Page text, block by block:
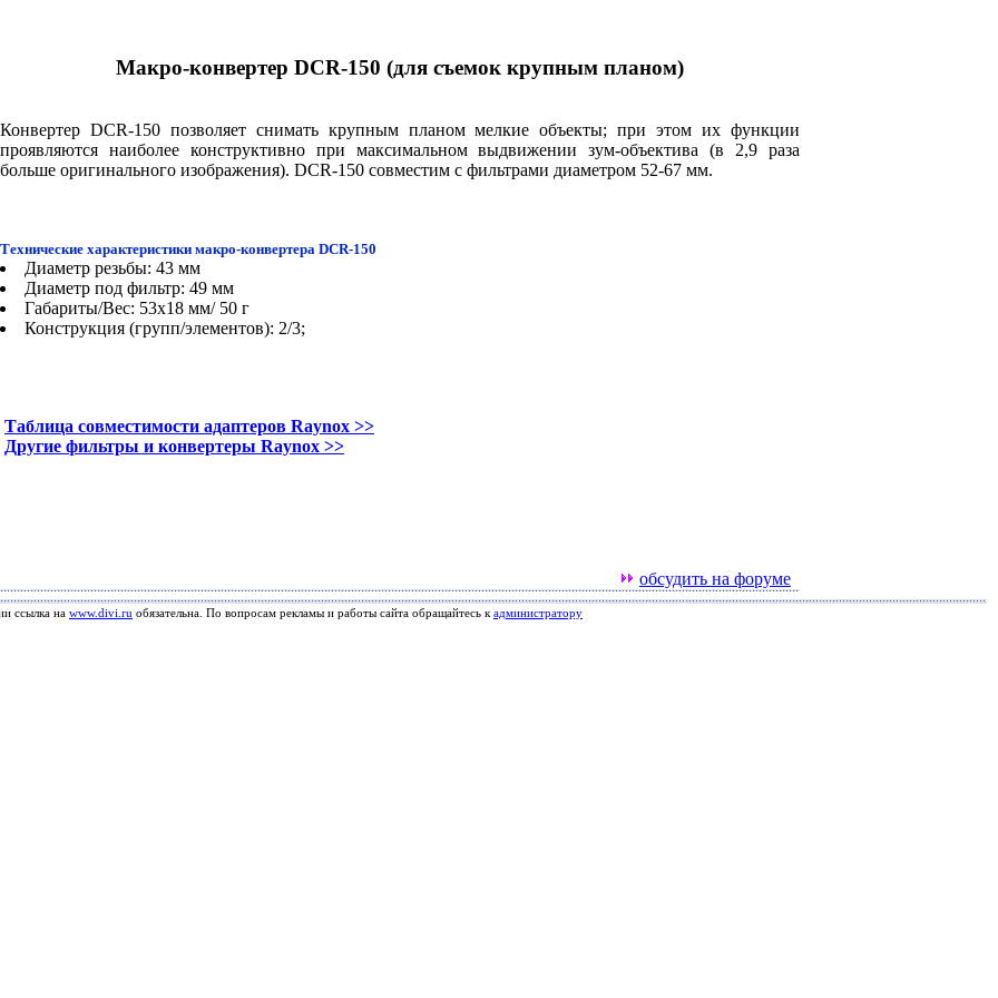
Макро-конвертер DCR-150 (для съемок крупным планом)
Конвертер DCR-150позволяет снимать крупным планом мелкие объекты; при этом их функции
проявляются наиболее конструктивно при максимальном выдвижениизум-объектива (в 2,9 раза
больше оригинального изображения). DCR-150 совместим с фильтрами диаметром 52-67 мм.
Технические характеристики макро-конвертера DCR-150
Диаметр резьбы: 43 мм
Диаметр под фильтр: 49 мм
Габариты/Вес: 53х18 мм/ 50 г
Конструкция (групп/элементов): 2/3;
Таблица совместимости адаптеров Raynox >>
Другие фильтры и конвертеры Raynox >>
обсудить на форуме
ссылка на www.divi.ru обязательна. По вопросам рекламы и работы сайта обращайтесь к администратору